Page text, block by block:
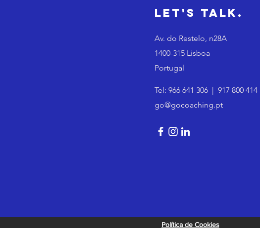
Let's Talk.
Av. do Restelo, n28A
1400-315 Lisboa
Portugal
Tel: 966 641 306 | 917 800 414
go@gocoaching.pt
Política de Cookies